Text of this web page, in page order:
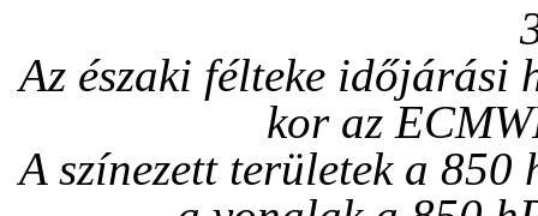
Az északi félteke időjárási
kor az
A színezett területek a 850